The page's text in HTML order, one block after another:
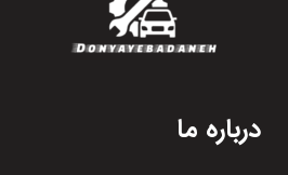
درباره ما